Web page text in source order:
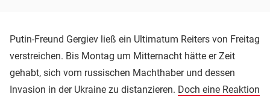
Putin-Freund Gergiev ließ ein Ultimatum Reiters von Freitag
verstreichen. Bis Montag um Mitternacht hätte er Zeit
gehabt, sich vom russischen Machthaber und dessen
Invasion in der Ukraine zu distanzieren. Doch eine Reaktion